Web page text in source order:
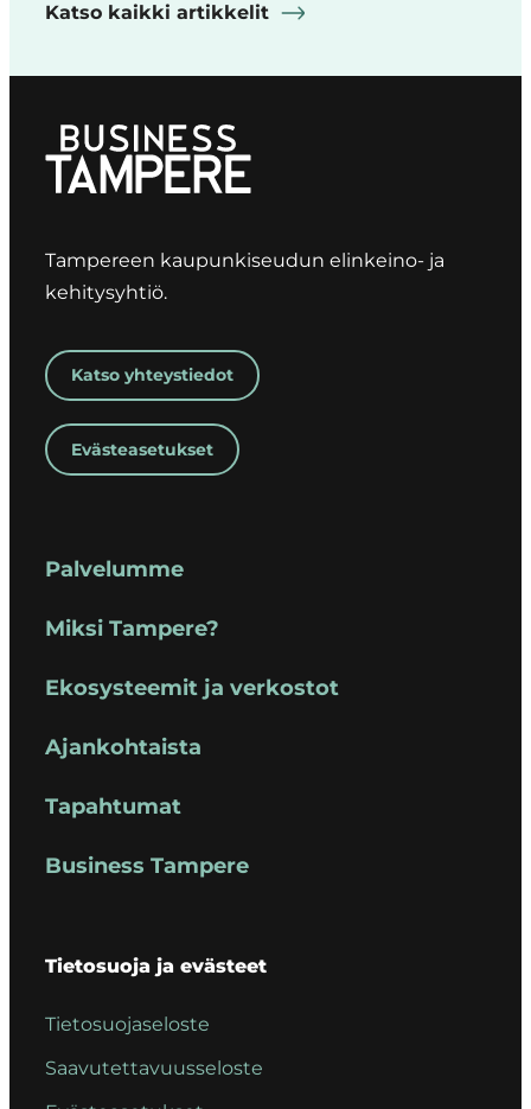
Katso kaikki artikkelit
Tampereen kaupunkiseudun elinkeino- ja
kehitysyhtiö.
Katso yhteystiedot
Evästeasetukset
Palvelumme
Miksi Tampere?
Ekosysteemit ja verkostot
Ajankohtaista
Tapahtumat
Business Tampere
Tietosuoja ja evästeet
Tietosuojaseloste
Saavutettavuusseloste